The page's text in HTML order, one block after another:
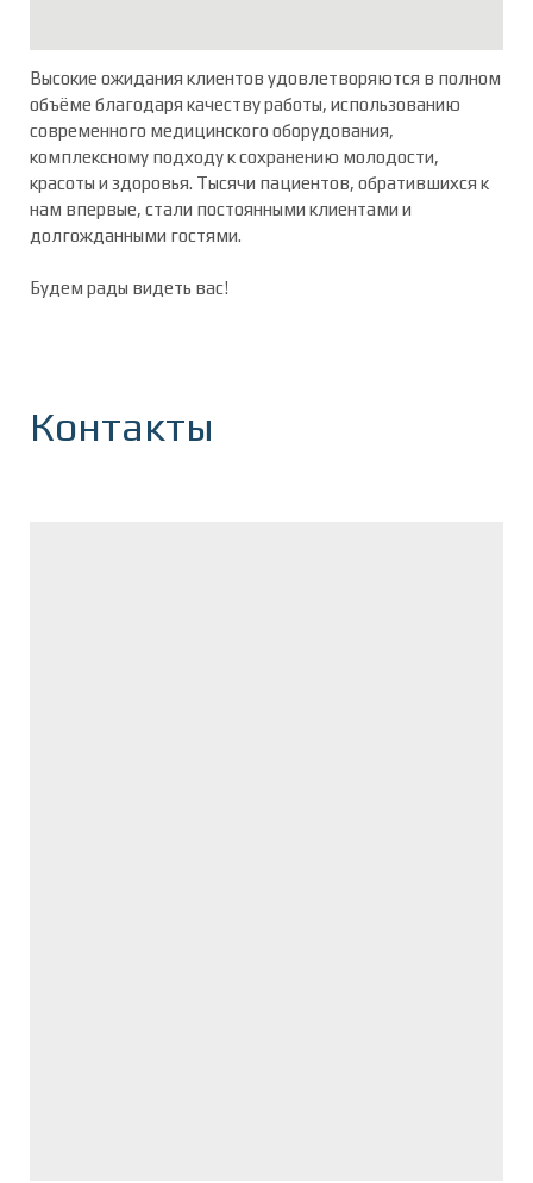
Высокие ожидания клиентов удовлетворяются в полном
объёме благодаря качеству работы, использованию
современного медицинского оборудования,
комплексному подходу к сохранению молодости,
красоты и здоровья. Тысячи пациентов, обратившихся к
нам впервые, стали постоянными клиентами и
долгожданными гостями.
Будем рады видеть вас!
Контакты